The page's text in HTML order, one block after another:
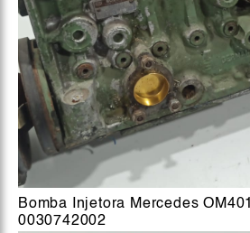
Bomba Injetora Mercedes OM401
0030742002